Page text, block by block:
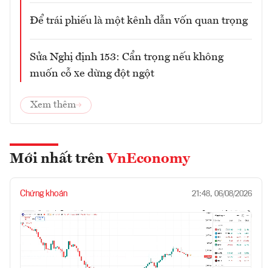
Để trái phiếu là một kênh dẫn vốn quan trọng
Sửa Nghị định 153: Cẩn trọng nếu không
muốn cỗ xe dừng đột ngột
Xem thêm
Mới nhất trên VnEconomy
Chứng khoán 21:48, 06/08/2026